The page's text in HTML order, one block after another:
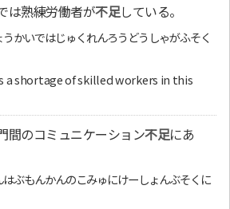
は熟練労働者が不足している。
かいではじゅくれんろうどうしゃがふそく
a shortage of skilled workers in this
間のコミュニケーション不足にあ
ぶもんかんのこみゅにけーしょんぶそくに